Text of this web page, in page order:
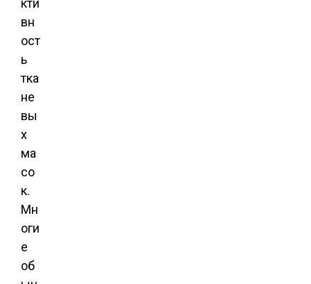
вн
ост
ь
тка
не
вы
х
ма
со
к.
Мн
оги
е
об